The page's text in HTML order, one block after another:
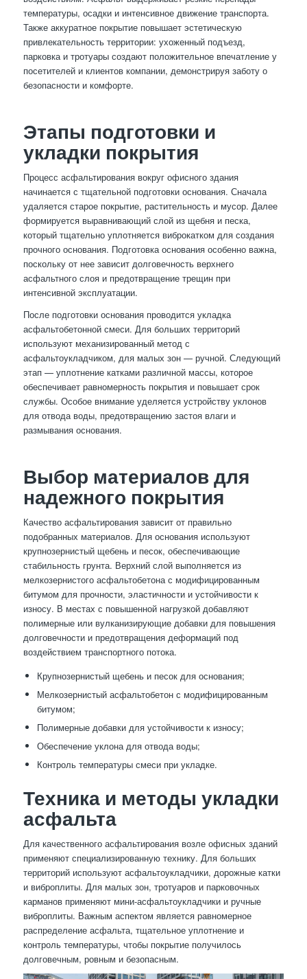
температуры, осадки и интенсивное движение транспорта.
Также аккуратное покрытие повышает эстетическую
привлекательность территории: ухоженный подъезд,
парковка и тротуары создают положительное впечатление у
посетителей и клиентов компании, демонстрируя заботу о
безопасности и комфорте.
Этапы подготовки и
укладки покрытия
Процесс асфальтирования вокруг офисного здания
начинается с тщательной подготовки основания. Сначала
удаляется старое покрытие, растительность и мусор. Далее
формируется выравнивающий слой из щебня и песка,
который тщательно уплотняется виброкатком для создания
прочного основания. Подготовка основания особенно важна,
поскольку от нее зависит долговечность верхнего
асфальтного слоя и предотвращение трещин при
интенсивной эксплуатации.
После подготовки основания проводится укладка
асфальтобетонной смеси. Для больших территорий
используют механизированный метод с
асфальтоукладчиком, для малых зон — ручной. Следующий
этап — уплотнение катками различной массы, которое
обеспечивает равномерность покрытия и повышает срок
службы. Особое внимание уделяется устройству уклонов
для отвода воды, предотвращению застоя влаги и
размывания основания.
Выбор материалов для
надежного покрытия
Качество асфальтирования зависит от правильно
подобранных материалов. Для основания используют
крупнозернистый щебень и песок, обеспечивающие
стабильность грунта. Верхний слой выполняется из
мелкозернистого асфальтобетона с модифицированным
битумом для прочности, эластичности и устойчивости к
износу. В местах с повышенной нагрузкой добавляют
полимерные или вулканизирующие добавки для повышения
долговечности и предотвращения деформаций под
воздействием транспортного потока.
Крупнозернистый щебень и песок для основания;
Мелкозернистый асфальтобетон с модифицированным
битумом;
Полимерные добавки для устойчивости к износу;
Обеспечение уклона для отвода воды;
Контроль температуры смеси при укладке.
Техника и методы укладки
асфальта
Для качественного асфальтирования возле офисных зданий
применяют специализированную технику. Для больших
территорий используют асфальтоукладчики, дорожные катки
и виброплиты. Для малых зон, тротуаров и парковочных
карманов применяют мини-асфальтоукладчики и ручные
виброплиты. Важным аспектом является равномерное
распределение асфальта, тщательное уплотнение и
контроль температуры, чтобы покрытие получилось
долговечным, ровным и безопасным.